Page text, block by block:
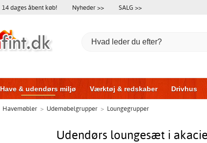
14 dages åbent køb! Nyheder >> SALG >>
Have & udendørs miljø Værktøj & redskaber Drivhus
Vinduer Garageporte Bil & garage
Havemøbler > Udemøbelgrupper > Loungegrupper
Udendørs loungesæt i